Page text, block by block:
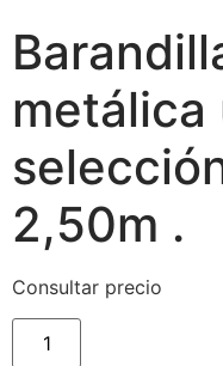
metálica
2,50m .
Consultar precio